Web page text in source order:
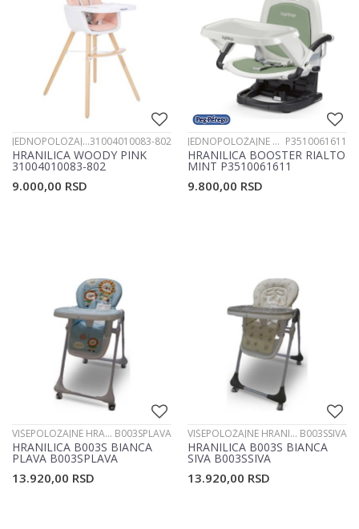
JEDNOPOLOŽAJNE HRANILICE31004010083-802
HRANILICA WOODY PINK
31004010083-802
9.000,00 RSD
JEDNOPOLOŽAJNE HRANILICE P3510061611
HRANILICA BOOSTER RIALTO
MINT P3510061611
9.800,00 RSD
VIŠEPOLOŽAJNE HRANILICE B003SPLAVA
HRANILICA B003S BIANCA
PLAVA B003SPLAVA
13.920,00 RSD
VIŠEPOLOŽAJNE HRANILICE B003SSIVA
HRANILICA B003S BIANCA
SIVA B003SSIVA
13.920,00 RSD